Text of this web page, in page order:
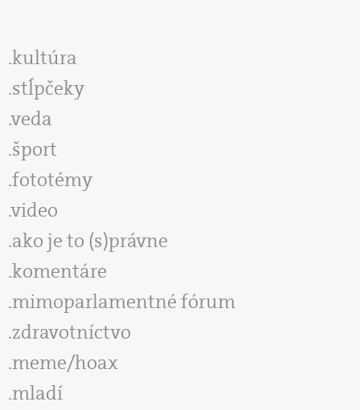
kultúra
stĺpčeky
veda
šport
fototémy
video
ako je to (s)právne
komentáre
mimoparlamentné fórum
zdravotníctvo
meme/hoax
mladí